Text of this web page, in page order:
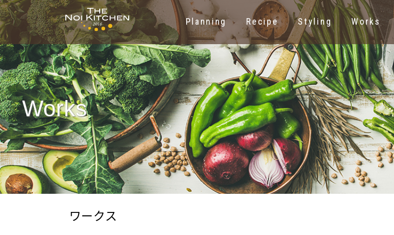
THE
NOI
KITCHEN
の
い
き
Planning Recipe Styling Works
Works
ワークス